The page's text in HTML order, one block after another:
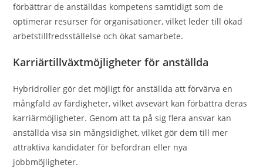
förbättrar de anställdas kompetens samtidigt som de
optimerar resurser för organisationer, vilket leder till ökad
arbetstillfredsställelse och ökat samarbete.
Karriärtillväxtmöjligheter för anställda
Hybridroller gör det möjligt för anställda att förvärva en
mångfald av färdigheter, vilket avsevärt kan förbättra deras
karriärmöjligheter. Genom att ta på sig flera ansvar kan
anställda visa sin mångsidighet, vilket gör dem till mer
attraktiva kandidater för befordran eller nya
jobbmöjligheter.